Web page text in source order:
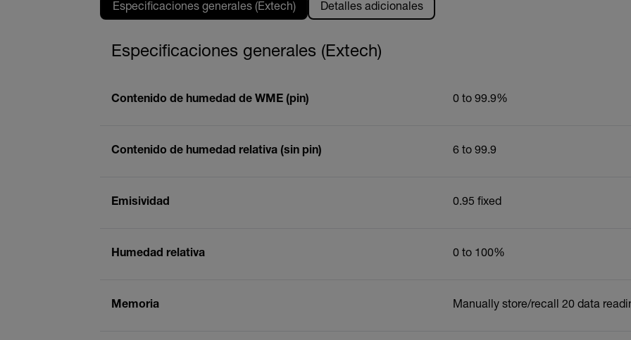
Especificaciones generales (Extech) Detalles adicionales
Especificaciones generales (Extech)
Contenido de humedad de WME (pin) 0 to 99.9%
Contenido de humedad relativa (sin pin) 6 to 99.9
Emisividad 0.95 fixed
Humedad relativa 0 to 100%
Memoria Manually store/recall 20 data